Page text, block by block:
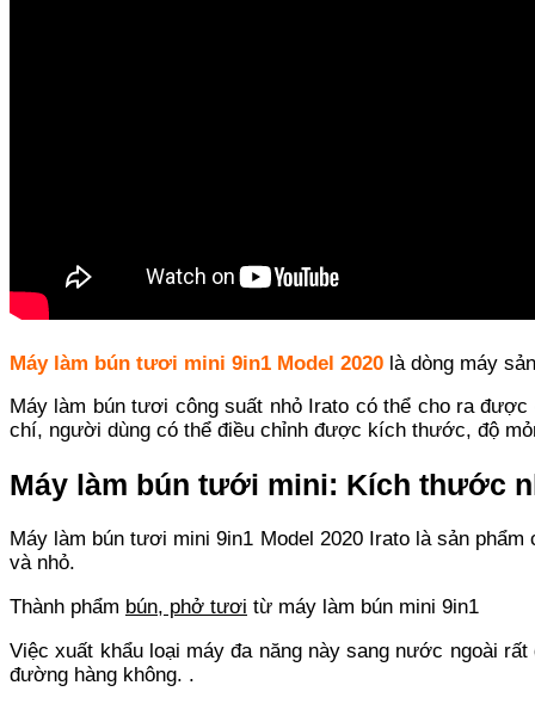
Máy làm bún tươi mini 9in1 Model 2020 là dòng máy
Máy làm bún tươi công suất nhỏ Irato có thể cho ra
chí, người dùng có thể điều chỉnh được kích thước, độ
Máy làm bún tưới mini: Kích thước
Máy làm bún tươi mini 9in1 Model 2020 Irato là sản
và nhỏ.
Thành phẩm bún, phở tươi từ máy làm bún mini 9in1
Việc xuất khẩu loại máy đa năng này sang nước ngoài
đường hàng không. .